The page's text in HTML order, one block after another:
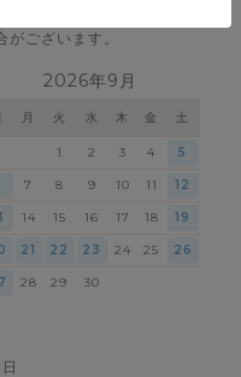
ございます。
2026年9月
月 火 水 木 金 土
1 2 3 4 5
7 8 9 10 11 12
14 15 16 17 18 19
21 22 23 24 25 26
28 29 30